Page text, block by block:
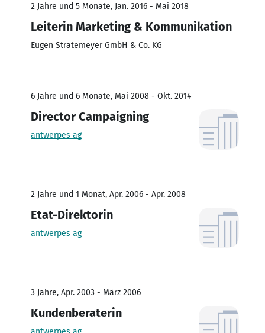
2 Jahre und 5 Monate, Jan. 2016 - Mai 2018
Leiterin Marketing & Kommunikation
Eugen Stratemeyer GmbH & Co. KG
6 Jahre und 6 Monate, Mai 2008 - Okt. 2014
Director Campaigning
antwerpes ag
2 Jahre und 1 Monat, Apr. 2006 - Apr. 2008
Etat-Direktorin
antwerpes ag
3 Jahre, Apr. 2003 - März 2006
Kundenberaterin